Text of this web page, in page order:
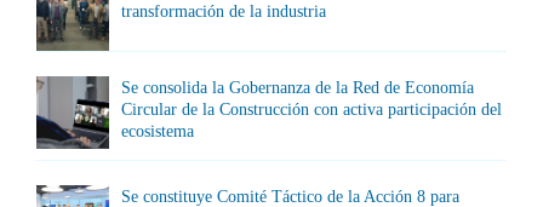
transformación de la industria
Se consolida la Gobernanza de la Red de Economía
Circular de la Construcción con activa participación del
ecosistema
Se constituye Comité Táctico de la Acción 8 para